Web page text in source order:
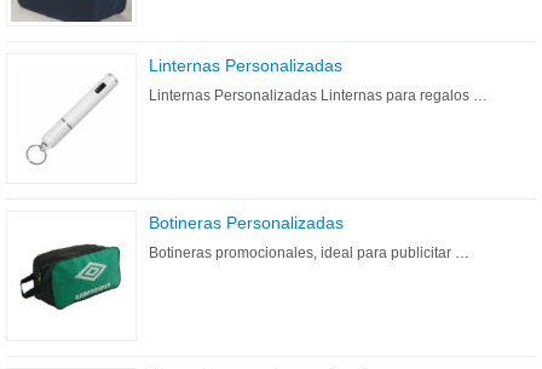
Linternas Personalizadas
Linternas Personalizadas Linternas para regalos …
Botineras Personalizadas
Botineras promocionales, ideal para publicitar …